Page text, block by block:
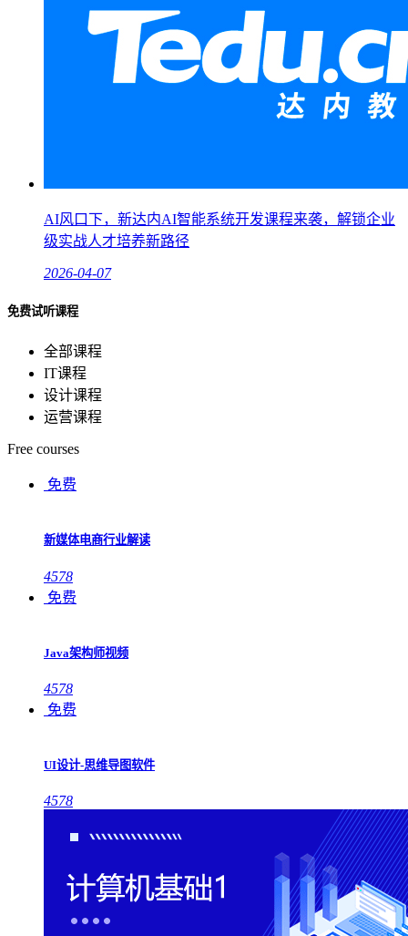
AI风口下，新达内AI智能系统开发课程来袭，解锁企业
级实战人才培养新路径
2026-04-07
免费试听课程
全部课程
IT课程
设计课程
运营课程
Free courses
免费
新媒体电商行业解读
4578
免费
Java架构师视频
4578
免费
UI设计-思维导图软件
4578